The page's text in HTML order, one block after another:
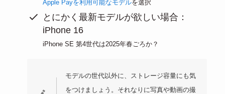
Apple Payを利用可能なモデルを選択
とにかく最新モデルが欲しい場合：
iPhone 16
iPhone SE 第4世代は2025年春ごろか？
モデルの世代以外に、ストレージ容量にも気
をつけましょう。それなりに写真や動画の撮